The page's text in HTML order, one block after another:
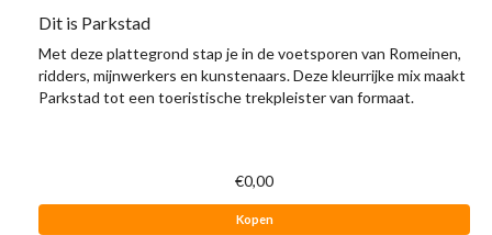
Dit is Parkstad
Met deze plattegrond stap je in de voetsporen van Romeinen,
ridders, mijnwerkers en kunstenaars. Deze kleurrijke mix maakt
Parkstad tot een toeristische trekpleister van formaat.
€0,00
Kopen